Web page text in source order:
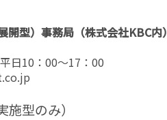
型）事務局（株式会社KBC内）
日10：00～17：00
型のみ）